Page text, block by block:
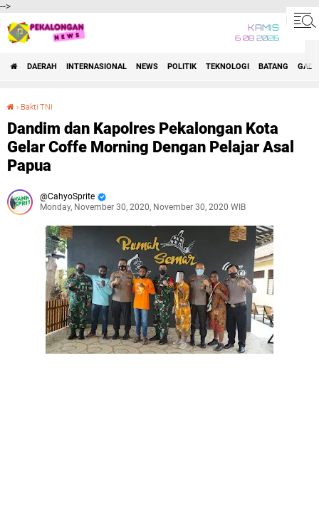
-->
KAMIS
6 08 2026
DAERAH INTERNASIONAL NEWS POLITIK TEKNOLOGI BATANG
› Bakti TNI
Dandim dan Kapolres Pekalongan Kota
Gelar Coffe Morning Dengan Pelajar Asal
Papua
CahyoSprite
Monday, November 30, 2020, November 30, 2020 WIB